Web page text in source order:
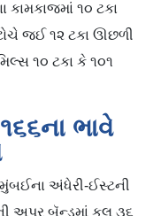
૧૦ ટકા
જઈ ૧૨ ટકા ઊછળી
૧૦ ટકા કે ૧૦૧
ભાવે
અંધેરી-ઈસ્ટની
અપર બૅન્ડમાં કુલ ૩૬